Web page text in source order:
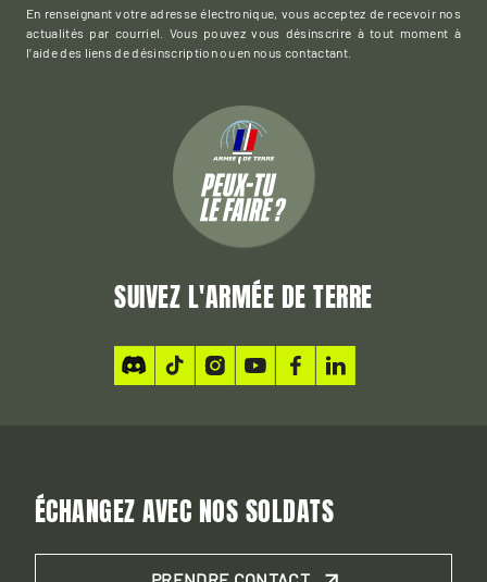
En renseignant votre adresse électronique, vous acceptez de recevoir nos
actualités par courriel. Vous pouvez vous désinscrire à tout moment à
l’aide des liens de désinscription ou en nous contactant.
SUIVEZ L'ARMÉE DE TERRE
ÉCHANGEZ AVEC NOS SOLDATS